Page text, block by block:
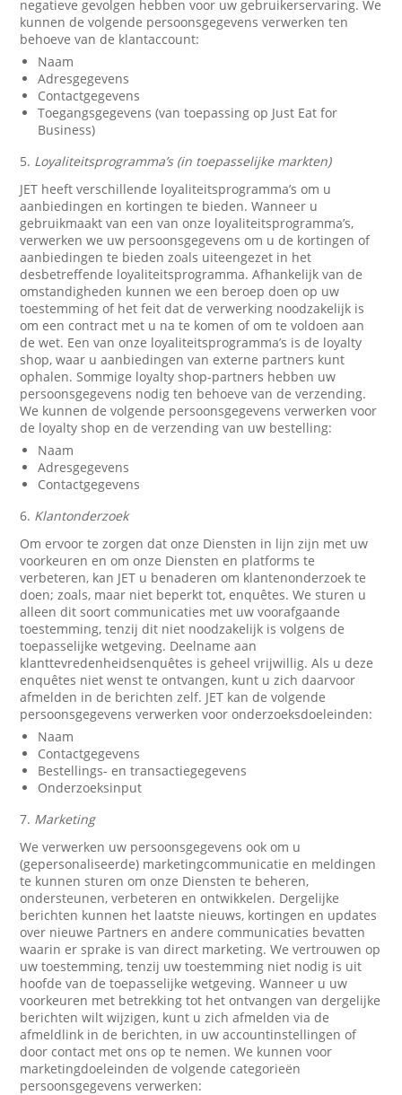
negatieve gevolgen hebben voor uw gebruikerservaring. We
kunnen de volgende persoonsgegevens verwerken ten
behoeve van de klantaccount:
Naam
Adresgegevens
Contactgegevens
Toegangsgegevens (van toepassing op Just Eat for
Business)
5. Loyaliteitsprogramma’s (in toepasselijke markten)
JET heeft verschillende loyaliteitsprogramma’s om u
aanbiedingen en kortingen te bieden. Wanneer u
gebruikmaakt van een van onze loyaliteitsprogramma’s,
verwerken we uw persoonsgegevens om u de kortingen of
aanbiedingen te bieden zoals uiteengezet in het
desbetreffende loyaliteitsprogramma. Afhankelijk van de
omstandigheden kunnen we een beroep doen op uw
toestemming of het feit dat de verwerking noodzakelijk is
om een contract met u na te komen of om te voldoen aan
de wet. Een van onze loyaliteitsprogramma’s is de loyalty
shop, waar u aanbiedingen van externe partners kunt
ophalen. Sommige loyalty shop-partners hebben uw
persoonsgegevens nodig ten behoeve van de verzending.
We kunnen de volgende persoonsgegevens verwerken voor
de loyalty shop en de verzending van uw bestelling:
Naam
Adresgegevens
Contactgegevens
6. Klantonderzoek
Om ervoor te zorgen dat onze Diensten in lijn zijn met uw
voorkeuren en om onze Diensten en platforms te
verbeteren, kan JET u benaderen om klantenonderzoek te
doen; zoals, maar niet beperkt tot, enquêtes. We sturen u
alleen dit soort communicaties met uw voorafgaande
toestemming, tenzij dit niet noodzakelijk is volgens de
toepasselijke wetgeving. Deelname aan
klanttevredenheidsenquêtes is geheel vrijwillig. Als u deze
enquêtes niet wenst te ontvangen, kunt u zich daarvoor
afmelden in de berichten zelf. JET kan de volgende
persoonsgegevens verwerken voor onderzoeksdoeleinden:
Naam
Contactgegevens
Bestellings- en transactiegegevens
Onderzoeksinput
7. Marketing
We verwerken uw persoonsgegevens ook om u
(gepersonaliseerde) marketingcommunicatie en meldingen
te kunnen sturen om onze Diensten te beheren,
ondersteunen, verbeteren en ontwikkelen. Dergelijke
berichten kunnen het laatste nieuws, kortingen en updates
over nieuwe Partners en andere communicaties bevatten
waarin er sprake is van direct marketing. We vertrouwen op
uw toestemming, tenzij uw toestemming niet nodig is uit
hoofde van de toepasselijke wetgeving. Wanneer u uw
voorkeuren met betrekking tot het ontvangen van dergelijke
berichten wilt wijzigen, kunt u zich afmelden via de
afmeldlink in de berichten, in uw accountinstellingen of
door contact met ons op te nemen. We kunnen voor
marketingdoeleinden de volgende categorieën
persoonsgegevens verwerken: